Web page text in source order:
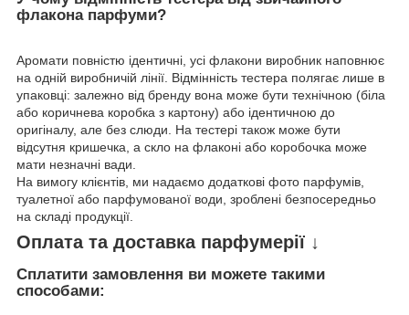
флакона парфуми?
Аромати повністю ідентичні, усі флакони виробник наповнює
на одній виробничій лінії. Відмінність тестера полягає лише в
упаковці: залежно від бренду вона може бути технічною (біла
або коричнева коробка з картону) або ідентичною до
оригіналу, але без слюди. На тестері також може бути
відсутня кришечка, а скло на флаконі або коробочка може
мати незначні вади.
На вимогу клієнтів, ми надаємо додаткові фото парфумів,
туалетної або парфумованої води, зроблені безпосередньо
на складі продукції.
Оплата та доставка парфумерії ↓
Сплатити замовлення ви можете такими
способами: